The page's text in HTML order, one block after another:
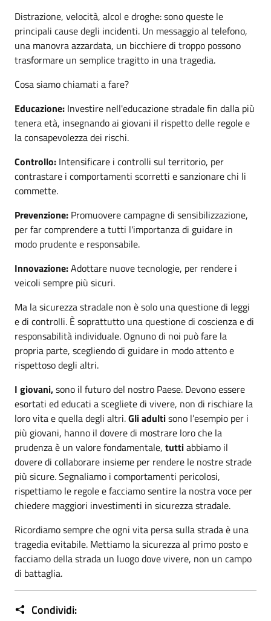
Distrazione, velocità, alcol e droghe: sono queste le
principali cause degli incidenti. Un messaggio al telefono,
una manovra azzardata, un bicchiere di troppo possono
trasformare un semplice tragitto in una tragedia.
Cosa siamo chiamati a fare?
Educazione: Investire nell'educazione stradale fin dalla più
tenera età, insegnando ai giovani il rispetto delle regole e
la consapevolezza dei rischi.
Controllo: Intensificare i controlli sul territorio, per
contrastare i comportamenti scorretti e sanzionare chi li
commette.
Prevenzione: Promuovere campagne di sensibilizzazione,
per far comprendere a tutti l'importanza di guidare in
modo prudente e responsabile.
Innovazione:Adottare nuove tecnologie, per rendere i
veicoli sempre più sicuri.
Ma la sicurezza stradale non è solo una questione di leggi
e di controlli. È soprattutto una questione di coscienza e di
responsabilità individuale. Ognuno di noi può fare la
propria parte, scegliendo di guidare in modo attento e
rispettoso degli altri.
I giovani,sono il futuro del nostro Paese. Devono essere
esortati ed educati a scegliete di vivere, non di rischiare la
loro vita e quella degli altri.Gli adultisono l’esempio per i
più giovani, hanno il dovere di mostrare loro che la
prudenza è un valore fondamentale, tuttiabbiamo il
dovere di collaborare insieme per rendere le nostre strade
più sicure. Segnaliamo i comportamenti pericolosi,
rispettiamo le regole e facciamo sentire la nostra voce per
chiedere maggiori investimenti in sicurezza stradale.
Ricordiamo sempre che ogni vita persa sulla strada è una
tragedia evitabile. Mettiamo la sicurezza al primo posto e
facciamo della strada un luogo dove vivere, non un campo
di battaglia.
Condividi: